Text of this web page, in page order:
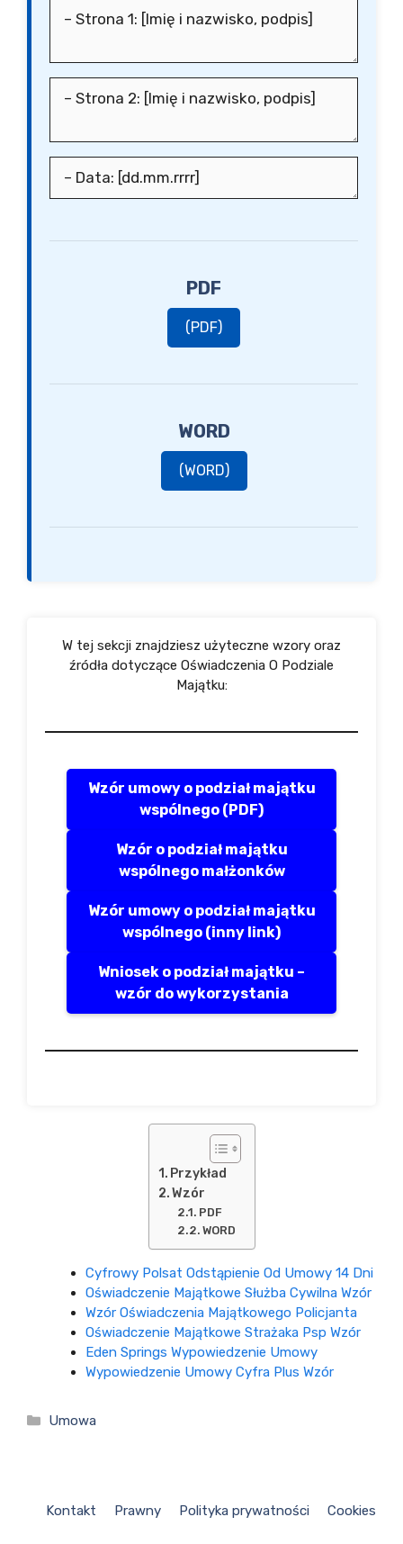
PDF
(PDF)
WORD
(WORD)
W tej sekcji znajdziesz użyteczne wzory oraz
źródła dotyczące Oświadczenia O Podziale
Majątku:
Wzór umowy o podział majątku
wspólnego (PDF)
Wzór o podział majątku
wspólnego małżonków
Wzór umowy o podział majątku
wspólnego (inny link)
Wniosek o podział majątku –
wzór do wykorzystania
Przykład
Wzór
PDF
WORD
Cyfrowy Polsat Odstąpienie Od Umowy 14 Dni
Oświadczenie Majątkowe Służba Cywilna Wzór
Wzór Oświadczenia Majątkowego Policjanta
Oświadczenie Majątkowe Strażaka Psp Wzór
Eden Springs Wypowiedzenie Umowy
Wypowiedzenie Umowy Cyfra Plus Wzór
Kategorie
Umowa
Kontakt Prawny Polityka prywatności Cookies